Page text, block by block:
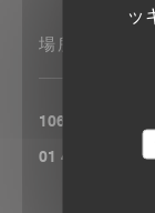
ッ
場所
106 RUE DE
01 43 57 33 78